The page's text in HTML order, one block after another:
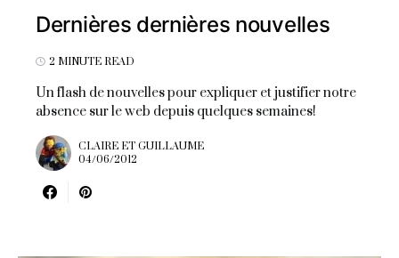
Dernières dernières nouvelles
2 MINUTE READ
Un flash de nouvelles pour expliquer et justifier notre
absence sur le web depuis quelques semaines!
CLAIRE ET GUILLAUME
04/06/2012